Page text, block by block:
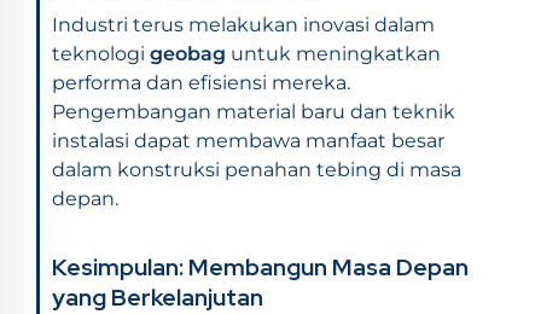
Industri terus melakukan inovasi dalam
teknologi geobag untuk meningkatkan
performa dan efisiensi mereka.
Pengembangan material baru dan teknik
instalasi dapat membawa manfaat besar
dalam konstruksi penahan tebing di masa
depan.
Kesimpulan: Membangun Masa Depan
yang Berkelanjutan